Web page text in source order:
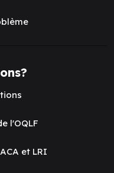
l'OQLF
et LRI